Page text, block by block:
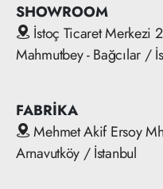
SHOWROOM
İstoç Ticaret Merkezi
Mahmutbey - Bağcılar /
FABRİKA
Mehmet Akif Ersoy
Arnavutköy / İstanbul